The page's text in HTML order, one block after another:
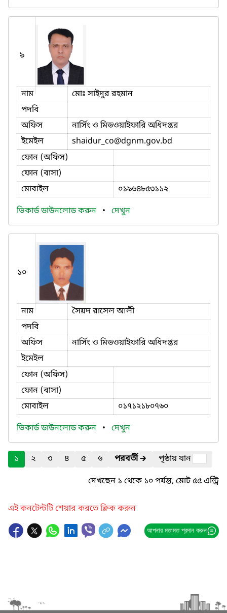
৯
নাম
মোঃ সাইদুর রহমান
পদবি
অফিস
নার্সিং ও মিডওয়াইফারি অধিদপ্তর
ইমেইল
shaidur_co@dgnm.gov.bd
ফোন (অফিস)
ফোন (বাসা)
মোবাইল
০১৯৬৪৮৫৩১১২
ভিকার্ড ডাউনলোড করুন • দেখুন
১০
নাম
সৈয়দ রাসেল আলী
পদবি
অফিস
নার্সিং ও মিডওয়াইফারি অধিদপ্তর
ইমেইল
ফোন (অফিস)
ফোন (বাসা)
মোবাইল
০১৭১২১৮০৭৬০
ভিকার্ড ডাউনলোড করুন • দেখুন
১ ২ ৩ ৪ ৫ ৬ পরবর্তী🡲
পৃষ্ঠায় যান
দেখছেন ১ থেকে ১০ পর্যন্ত, মোট ৫৫ এন্ট্রি
এই কনটেন্টটি শেয়ার করতে ক্লিক করুন
আপনার মতামত প্রদান করুন